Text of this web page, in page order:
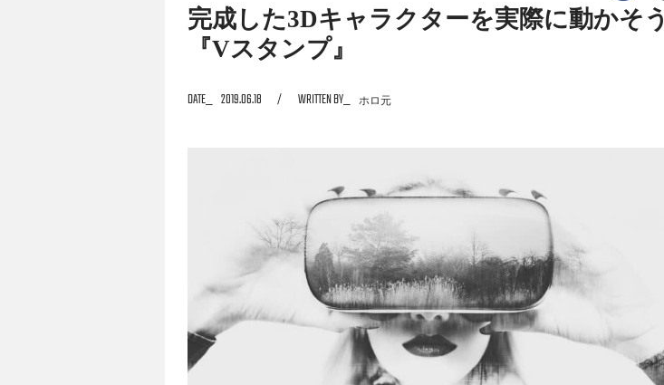
完成した3Dキャラクターを実際に動かそう
『Vスタンプ』
DATE 2019.06.18 WRITTEN BY ホロ元